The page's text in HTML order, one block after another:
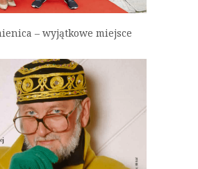
– wyjątkowe miejsce